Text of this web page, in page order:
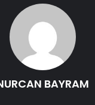
BAYRAM